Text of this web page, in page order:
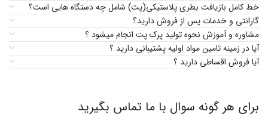
خط کامل بازیافت بطری پلاستیکی(پت) شامل چه دستگاه هایی است؟
گارانتی و خدمات پس از فروش دارید؟
مشاوره و آموزش نحوه تولید پرک پت انجام میشود ؟
آیا در زمینه تامین مواد اولیه پشتیبانی دارید ؟
آیا فروش اقساطی دارید ؟
برای هر گونه سوال با ما تماس بگیرید